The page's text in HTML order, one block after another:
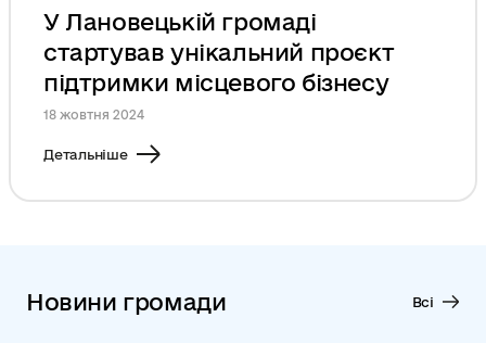
У Лановецькій громаді
стартував унікальний проєкт
підтримки місцевого бізнесу
18 жовтня 2024
Детальніше
Новини громади Всі